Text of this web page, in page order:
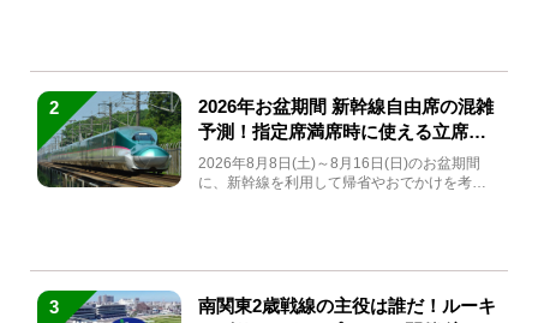
2
2026年お盆期間 新幹線自由席の混雑
予測！指定席満席時に使える立席特
急券も解説
2026年8月8日(土)～8月16日(日)のお盆期間
に、新幹線を利用して帰省やおでかけを考え
3
南関東2歳戦線の主役は誰だ！ルーキ